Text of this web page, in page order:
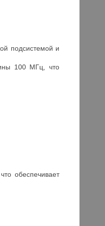
подсистемой и
100 МГц, что
обеспечивает